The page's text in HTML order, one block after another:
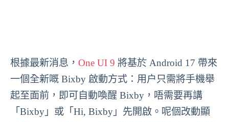
根據最新消息， One UI 9 將基於 Android 17 帶來
一個全新嘅 Bixby 啟動方式：用户只需將手機舉
起至面前，即可自動喚醒 Bixby，唔需要再講
「Bixby」或「Hi, Bixby」先開啟。呢個改動顯